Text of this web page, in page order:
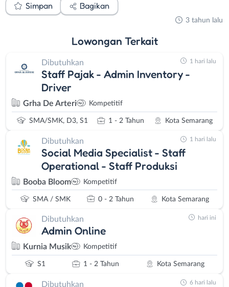
Simpan Bagikan
3 tahun lalu
Lowongan Terkait
Dibutuhkan
Staff Pajak - Admin Inventory -
Driver
Grha De Arteri Kompetitif
SMA/SMK, D3, S1 1 - 2 Tahun Kota Semarang
1 hari lalu
Dibutuhkan
Social Media Specialist - Staff
Operational - Staff Produksi
Booba Bloom Kompetitif
SMA / SMK 0 - 2 Tahun Kota Semarang
1 hari lalu
Dibutuhkan
Admin Online
Kurnia Musik Kompetitif
S1 1 - 2 Tahun Kota Semarang
hari ini
Dibutuhkan 6 hari lalu